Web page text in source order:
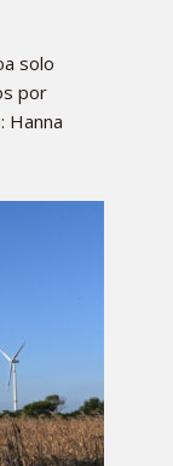
solo
por
Hanna